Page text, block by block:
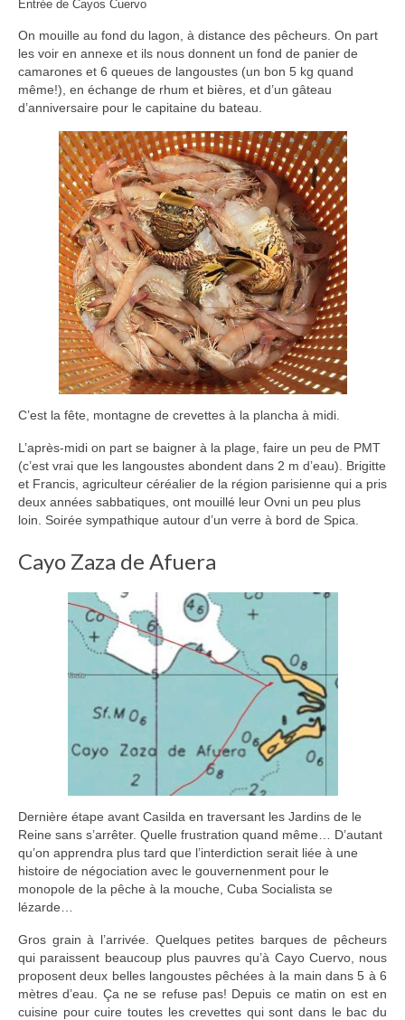
Entrée de Cayos Cuervo
On mouille au fond du lagon, à distance des pêcheurs. On part
les voir en annexe et ils nous donnent un fond de panier de
camarones et 6 queues de langoustes (un bon 5 kg quand
même!), en échange de rhum et bières, et d’un gâteau
d’anniversaire pour le capitaine du bateau.
C’est la fête, montagne de crevettes à la plancha à midi.
L’après-midi on part se baigner à la plage, faire un peu de PMT
(c’est vrai que les langoustes abondent dans 2 m d’eau). Brigitte
et Francis, agriculteur céréalier de la région parisienne qui a pris
deux années sabbatiques, ont mouillé leur Ovni un peu plus
loin. Soirée sympathique autour d’un verre à bord de Spica.
Cayo Zaza de Afuera
Dernière étape avant Casilda en traversant les Jardins de le
Reine sans s’arrêter. Quelle frustration quand même… D’autant
qu’on apprendra plus tard que l’interdiction serait liée à une
histoire de négociation avec le gouvernenment pour le
monopole de la pêche à la mouche, Cuba Socialista se
lézarde…
Gros grain à l’arrivée. Quelques petites barques de pêcheurs
qui paraissent beaucoup plus pauvres qu’à Cayo Cuervo, nous
proposent deux belles langoustes pêchées à la main dans 5 à 6
mètres d’eau. Ça ne se refuse pas! Depuis ce matin on est en
cuisine pour cuire toutes les crevettes qui sont dans le bac du